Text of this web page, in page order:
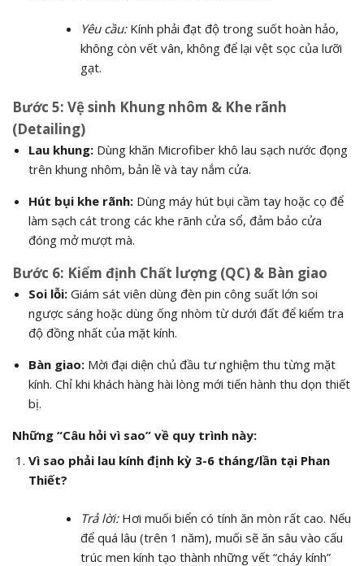
Yêu cầu:Kính phải đạt độ trong suốt hoàn hảo,
không còn vết vân, không để lại vệt sọc của lưỡi
gạt.
Bước 5: Vệ sinh Khung nhôm & Khe rãnh
(Detailing)
Lau khung:Dùng khăn Microfiber khô lau sạch nước đọng
trên khung nhôm, bản lề và tay nắm cửa.
Hút bụi khe rãnh:Dùng máy hút bụi cầm tay hoặc cọ để
làm sạch cát trong các khe rãnh cửa sổ, đảm bảo cửa
đóng mở mượt mà.
Bước 6: Kiểm định Chất lượng (QC) & Bàn giao
Soi lỗi:Giám sát viên dùng đèn pin công suất lớn soi
ngược sáng hoặc dùng ống nhòm từ dưới đất để kiểm tra
độ đồng nhất của mặt kính.
Bàn giao:Mời đại diện chủ đầu tư nghiệm thu từng mặt
kính. Chỉ khi khách hàng hài lòng mới tiến hành thu dọn thiết
bị.
Những “Câu hỏi vì sao” về quy trình này:
Vì sao phải lau kính định kỳ 3-6 tháng/lần tại Phan
Thiết?
Trả lời:Hơi muối biển có tính ăn mòn rất cao. Nếu
để quá lâu (trên 1 năm), muối sẽ ăn sâu vào cấu
trúc men kính tạo thành những vết “cháy kính”